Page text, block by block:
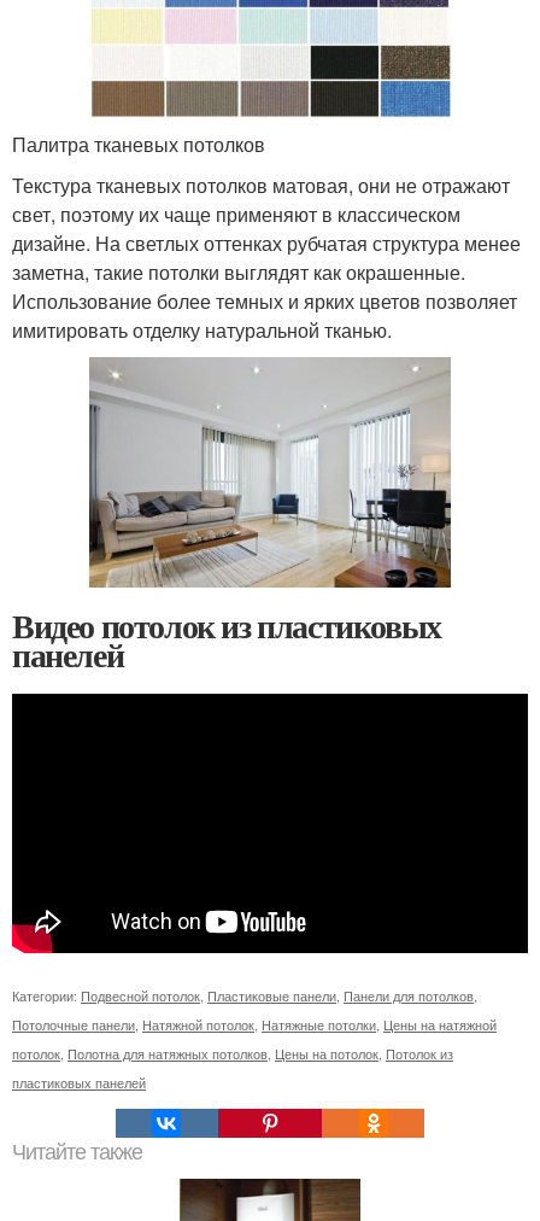
Палитра тканевых потолков
Текстура тканевых потолков матовая, они не отражают
свет, поэтому их чаще применяют в классическом
дизайне. На светлых оттенках рубчатая структура менее
заметна, такие потолки выглядят как окрашенные.
Использование более темных и ярких цветов позволяет
имитировать отделку натуральной тканью.
Видео потолок из пластиковых
панелей
Категории: Подвесной потолок Пластиковые панели Панели для потолков
Потолочные панели Натяжной потолок Натяжные потолки Цены на натяжной
потолок Полотна для натяжных потолков Цены на потолок Потолок из
пластиковых панелей
Читайте также